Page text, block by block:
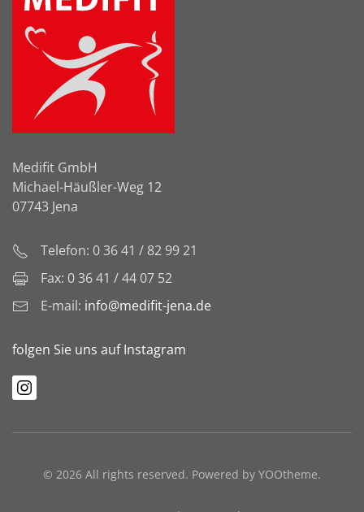
Medifit GmbH
Michael-Häußler-Weg 12
07743 Jena
Telefon: 0 36 41 / 82 99 21
Fax: 0 36 41 / 44 07 52
E-mail: info@medifit-jena.de
folgen Sie uns auf Instagram
© 2026 All rights reserved. Powered by YOOtheme.